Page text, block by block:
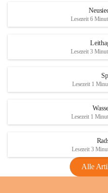
S
und den daraus folgenden
Maßnahmen zur Bekämpfung
Rebe und der Amerikanischen
Anhang VBl. EU Nr. 18
1 Seite•1,4 MB
VBl. EU Nr. 18_2026
Lesezeit 6
Lesezeit 3
Lesezeit 1
Lesezeit 1
Lesezeit 3
Alle